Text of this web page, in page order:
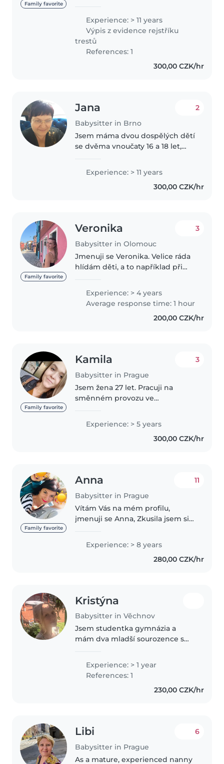
Family favorite
looking after children of
different ages — from playful
toddlers to busy school-age..
Experience: > 11 years
Výpis z evidence rejstříku
trestů
References: 1
300,00 CZK/hr
Jana
Babysitter in Brno
2
Jsem máma dvou dospělých dětí
se dvěma vnoučaty 16 a 18 let,
doučuji děti učivo základní školy
včetně angličtiny, němčiny, a
nebo ruštiny, organizuji dětské..
Experience: > 11 years
300,00 CZK/hr
Family favorite
Veronika
Babysitter in Olomouc
3
Jmenuji se Veronika. Velice ráda
hlídám děti, a to například při
podobných příležitostech. Péči o
děti bych se v budoucnu chtěla
věnovat profesionálně, a to..
Experience: > 4 years
Average response time: 1 hour
200,00 CZK/hr
Family favorite
Kamila
Babysitter in Prague
3
Jsem žena 27 let. Pracuji na
směnném provozu ve
nabízím hlídání dětí, je možné se
kdykoliv domluvit na jakémkoli
termínu, který budete
Experience: > 5 years
300,00 CZK/hr
Family favorite
Anna
Babysitter in Prague
11
Vítám Vás na mém profilu,
jmenuji se Anna, Zkusila jsem si
tedy i hlídání pejsků, ale to jsou
nárazové akce. I přesto že..
Experience: > 8 years
280,00 CZK/hr
Kristýna
Babysitter in Věchnov
Jsem studentka gymnázia a
mám dva mladší sourozence s
čemuž jsem si od mala vytvořila
blízký vztah k práci s dětmi. Ve
Experience: > 1 year
References: 1
230,00 CZK/hr
Libi
Babysitter in Prague
6
As a mature, experienced nanny